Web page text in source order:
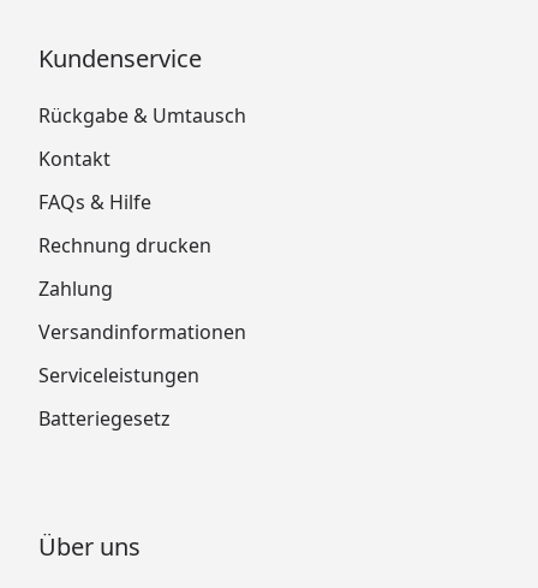
Kundenservice
Rückgabe & Umtausch
Kontakt
FAQs & Hilfe
Rechnung drucken
Zahlung
Versandinformationen
Serviceleistungen
Batteriegesetz
Über uns